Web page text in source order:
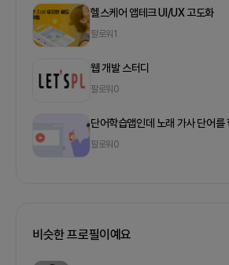
헬스케어 앱테크 UI/UX 고도화
팔로워 1
웹 개발 스터디
팔로워 0
단어학습앱인데 노래 가사 단어를
팔로워 0
비슷한 프로필이예요